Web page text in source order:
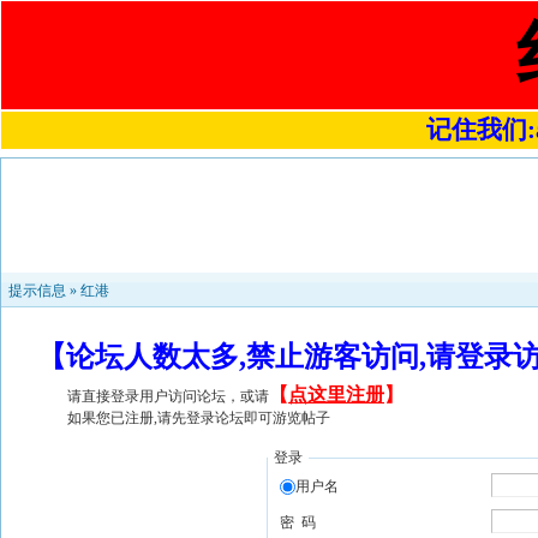
记住我们
提示信息 » 红港
【论坛人数太多,禁止游客访问,请登
请直接登录用户访问论坛，或请 【 点这里注册】
如果您已注册,请先登录论坛即可游览帖子
登录
用户名
密 码